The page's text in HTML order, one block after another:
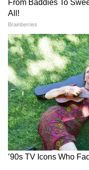
Bihar Education
बिहार में शिक्षा व्यवस्था में 4
बदलाव, परीक्षा से छात्र
बदलेगा सिस्टम